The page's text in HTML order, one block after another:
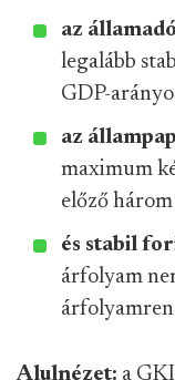
az
legalább
GDP-
az
maximum
előző
és stabil
árfolyam
Alulnézet: a